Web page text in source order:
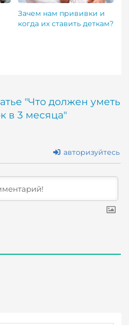
Зачем нам прививки и
когда их ставить деткам?
"Что должен уметь
в 3 месяца"
авторизуйтесь